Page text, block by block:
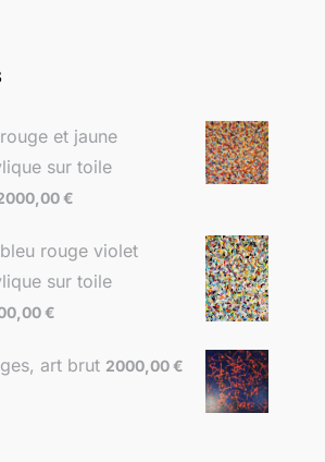
et jaune
sur toile
€
rouge violet
sur toile
€
art brut 2000,00€